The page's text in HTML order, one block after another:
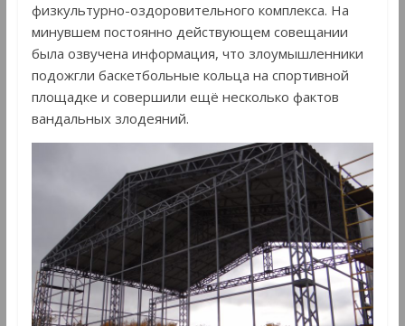
физкультурно-оздоровительного комплекса. На
минувшем постоянно действующем совещании
была озвучена информация, что злоумышленники
подожгли баскетбольные кольца на спортивной
площадке и совершили ещё несколько фактов
вандальных злодеяний.